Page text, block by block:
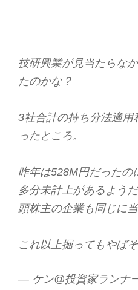
技研興業が見当たらな
たのかな？
3社合計の持ち分法適用
ったところ。
昨年は528M円だったの
多分未計上があるよう
頭株主の企業も同じに
これ以上掘ってもやば
— ケン@投資家ランナ